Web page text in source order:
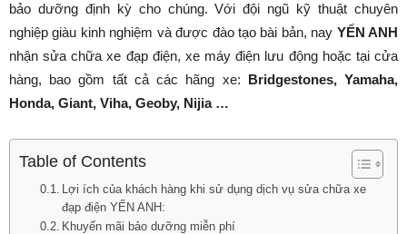
bảo dưỡng định kỳ cho chúng. Với đội ngũ kỹ thuật chuyên
nghiệp giàu kinh nghiệm và được đào tạo bài bản, nay YẾN ANH
nhận sửa chữa xe đạp điện, xe máy điện lưu động hoặc tại cửa
hàng, bao gồm tất cả các hãng xe: Bridgestones, Yamaha,
Honda, Giant, Viha, Geoby, Nijia …
Table of Contents
Lợi ích của khách hàng khi sử dụng dịch vụ sửa chữa xe
đạp điện YẾN ANH:
Khuyến mãi bảo dưỡng miễn phí